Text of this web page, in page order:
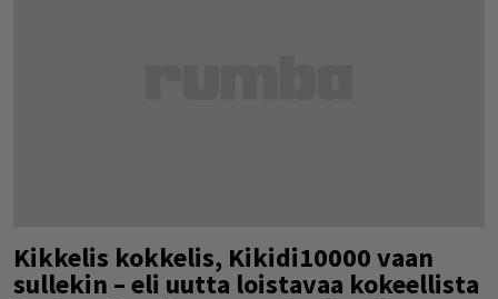
Kikkelis kokkelis, Kikidi10000 vaan
sullekin – eli uutta loistavaa kokeellista